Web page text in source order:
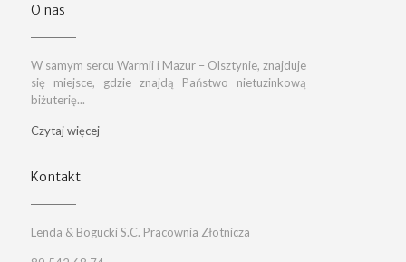
O nas
W samym sercu Warmii i Mazur – Olsztynie, znajduje
się miejsce, gdzie znajdą Państwo nietuzinkową
biżuterię...
Czytaj więcej
Kontakt
Lenda & Bogucki S.C. Pracownia Złotnicza